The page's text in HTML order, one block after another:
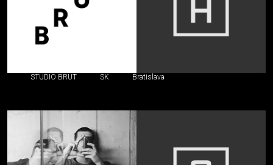
(ateliéry)
STUDIO BRUT SK Bratislava